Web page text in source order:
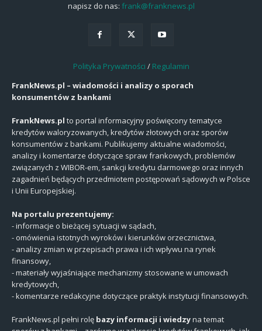
napisz do nas: frank@franknews.pl
Polityka Prywatności / Regulamin
FrankNews.pl – wiadomości i analizy o sporach
konsumentów z bankami
FrankNews.pl to portal informacyjny poświęcony tematyce
kredytów waloryzowanych, kredytów złotowych oraz sporów
konsumentów z bankami. Publikujemy aktualne wiadomości,
analizy i komentarze dotyczące spraw frankowych, problemów
związanych z WIBOR-em, sankcji kredytu darmowego oraz innych
zagadnień będących przedmiotem postępowań sądowych w Polsce
i Unii Europejskiej.
Na portalu prezentujemy:
- informacje o bieżącej sytuacji w sądach,
- omówienia istotnych wyroków i kierunków orzecznictwa,
- analizy zmian w przepisach prawa i ich wpływu na rynek
finansowy,
- materiały wyjaśniające mechanizmy stosowane w umowach
kredytowych,
- komentarze redakcyjne dotyczące praktyk instytucji finansowych.
FrankNews.pl pełni rolę bazy informacji i wiedzyna temat